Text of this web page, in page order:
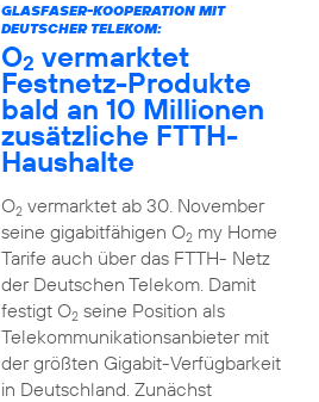
GLASFASER-KOOPERATION MIT
DEUTSCHER TELEKOM:
O2 vermarktet
Festnetz-Produkte
bald an 10 Millionen
zusätzliche FTTH-
Haushalte
O2vermarktet ab 30. November
seine gigabitfähigen O2my Home
Tarife auch über das FTTH- Netz
der Deutschen Telekom. Damit
festigt O2seine Position als
Telekommunikationsanbieter mit
der größten Gigabit-Verfügbarkeit
in Deutschland. Zunächst